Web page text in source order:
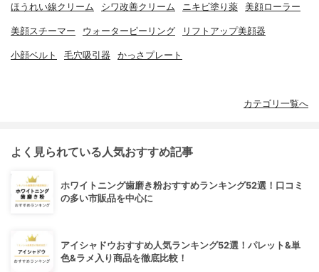
ほうれい線クリーム シワ改善クリーム ニキビ塗り薬 美顔ローラー
美顔スチーマー ウォーターピーリング リフトアップ美顔器
小顔ベルト 毛穴吸引器 かっさプレート
カテゴリ一覧へ
よく見られている人気おすすめ記事
ホワイトニング歯磨き粉おすすめランキング52選！口コミ
の多い市販品を中心に
アイシャドウおすすめ人気ランキング52選！パレット&単
色&ラメ入り商品を徹底比較！